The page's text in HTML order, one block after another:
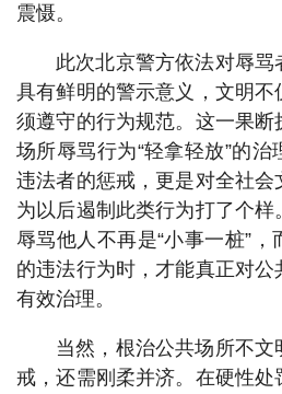
震慑。
此次北京警方依法对辱骂
具有鲜明的警示意义，文明
须遵守的行为规范。这一果
场所辱骂行为“轻拿轻放”的治
违法者的惩戒，更是对全社会
为以后遏制此类行为打了个样
辱骂他人不再是“小事一桩”
的违法行为时，才能真正对
有效治理。
当然，根治公共场所不
戒，还需刚柔并济。在硬性